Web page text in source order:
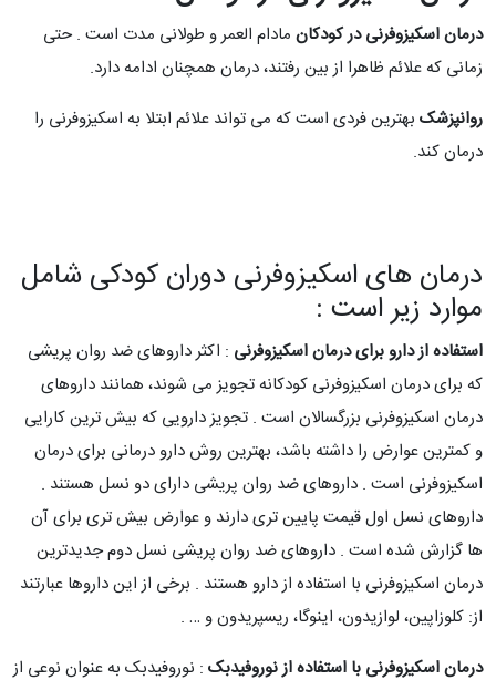
درمان اسکیزوفرنی در کودکان مادام العمر و طولانی مدت است . حتی
زمانی که علائم ظاهرا از بین رفتند، درمان همچنان ادامه دارد.
روانپزشک بهترین فردی است که می تواند علائم ابتلا به اسکیزوفرنی را
درمان کند.
درمان های اسکیزوفرنی دوران کودکی شامل
موارد زیر است :
استفاده از دارو برای درمان اسکیزوفرنی : اکثر داروهای ضد روان پریشی
که برای درمان اسکیزوفرنی کودکانه تجویز می شوند، همانند داروهای
درمان اسکیزوفرنی بزرگسالان است . تجویز دارویی که بیش ترین کارایی
و کمترین عوارض را داشته باشد، بهترین روش دارو درمانی برای درمان
اسکیزوفرنی است . داروهای ضد روان پریشی دارای دو نسل هستند .
داروهای نسل اول قیمت پایین تری دارند و عوارض بیش تری برای آن
ها گزارش شده است . داروهای ضد روان پریشی نسل دوم جدیدترین
درمان اسکیزوفرنی با استفاده از دارو هستند . برخی از این داروها عبارتند
از: کلوزاپین، لوازیدون، اینوگا، ریسپریدون و … .
درمان اسکیزوفرنی با استفاده از نوروفیدبک : نوروفیدبک به عنوان نوعی از